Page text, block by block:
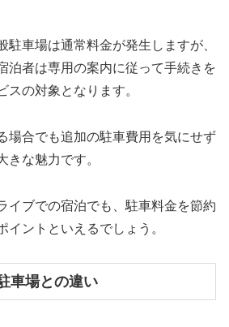
駐車場は通常料金が発生しますが、
泊者は専用の案内に従って手続きを
スの対象となります。
場合でも追加の駐車費用を気にせず
きな魅力です。
イブでの宿泊でも、駐車料金を節約
イントといえるでしょう。
車場との違い